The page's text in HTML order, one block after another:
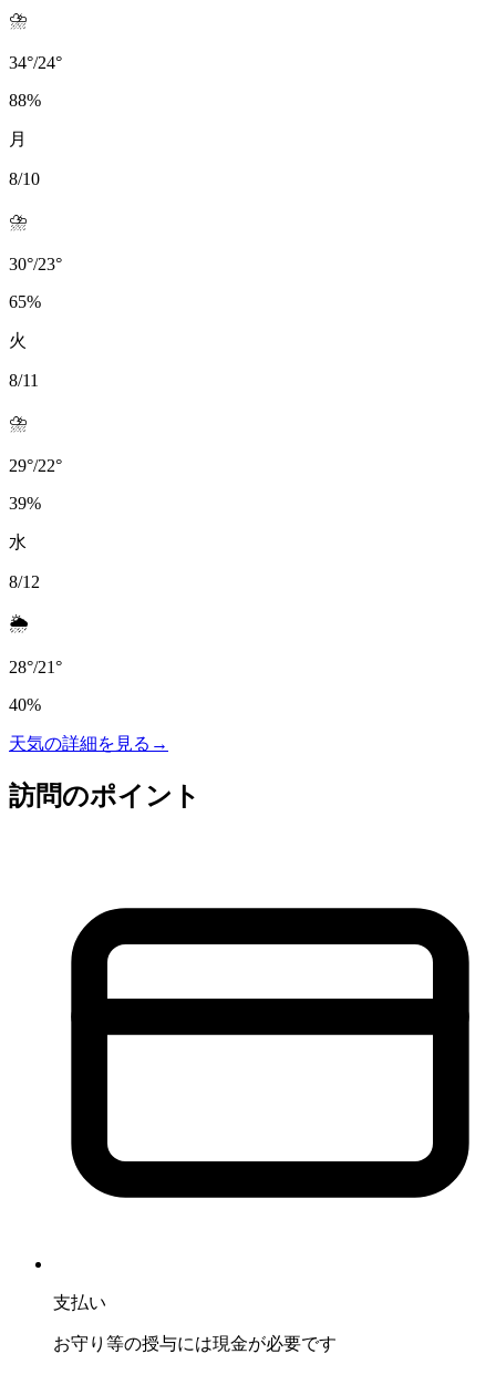
⛈️
34°/24°
88%
月
8/10
⛈️
30°/23°
65%
火
8/11
⛈️
29°/22°
39%
水
8/12
🌦️
28°/21°
40%
天気の詳細を見る →
訪問のポイント
支払い
お守り等の授与には現金が必要です